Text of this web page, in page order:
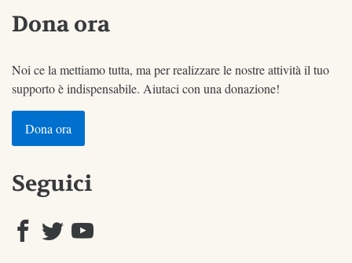
Dona ora
Noi ce la mettiamo tutta, ma per realizzare le nostre attività il tuo
supporto è indispensabile. Aiutaci con una donazione!
Dona ora
Seguici